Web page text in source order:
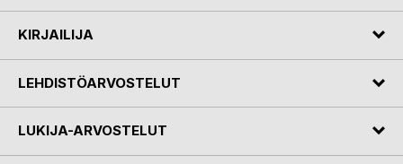
KIRJAILIJA
LEHDISTÖARVOSTELUT
LUKIJA-ARVOSTELUT